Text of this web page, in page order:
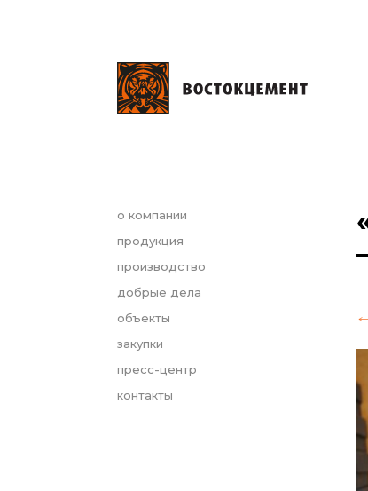
о компании
продукция
производство
добрые дела
объекты
закупки
пресс-центр
контакты